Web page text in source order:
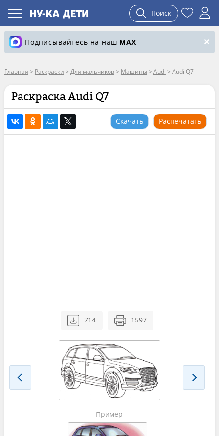
Поиск
Подписывайтесь на наш MAX
Главная > Раскраски > Для мальчиков> Машины > Audi > Audi Q7
Раскраска Audi Q7
Скачать Распечатать
714 1597
Пример